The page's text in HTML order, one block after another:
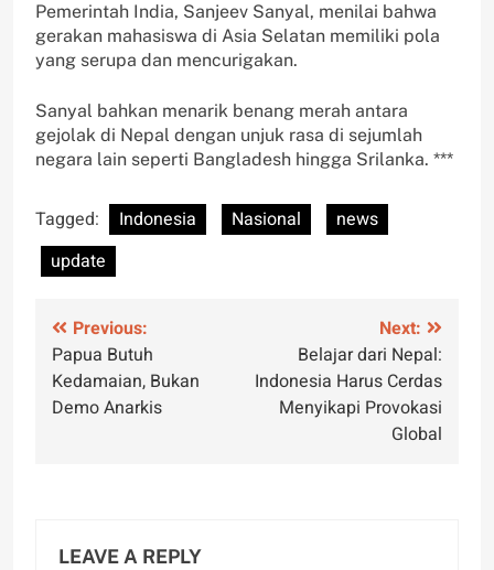
Pemerintah India, Sanjeev Sanyal, menilai bahwa
gerakan mahasiswa di Asia Selatan memiliki pola
yang serupa dan mencurigakan.
Sanyal bahkan menarik benang merah antara
gejolak di Nepal dengan unjuk rasa di sejumlah
negara lain seperti Bangladesh hingga Srilanka. ***
Tagged: Indonesia Nasional
news
update
Post
navigation
Previous:
Papua Butuh
Kedamaian, Bukan
Demo Anarkis
Next:
Belajar dari Nepal:
Indonesia Harus Cerdas
Menyikapi Provokasi
Global
LEAVE A REPLY